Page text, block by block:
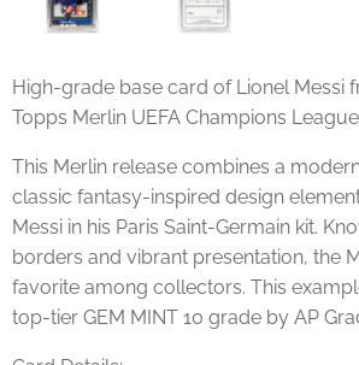
High-grade base card of Lionel Messi
Topps Merlin UEFA Champions
This Merlin release combines a
classic fantasy-inspired design
Messi in his Paris Saint-Germain kit.
borders and vibrant presentation, the
favorite among collectors. This
top-tier GEM MINT 10 grade by AP